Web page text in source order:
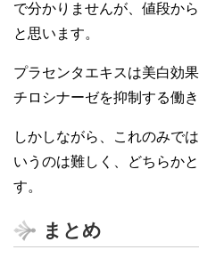
で分かりませんが、値段か
と思います。
プラセンタエキスは美白効
チロシナーゼを抑制する働
しかしながら、これのみで
いうのは難しく、どちらか
す。
まとめ